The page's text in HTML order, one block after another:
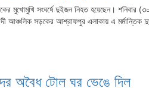
মুখোমুখি সংঘর্ষে দুইজন নিহত হয়েছেন। শনিবার
আঞ্চলিক সড়কের আশ্রাফপুর এলাকায় এ মর্মান্তিক
অবৈধ টোল ঘর ভেঙে দিল